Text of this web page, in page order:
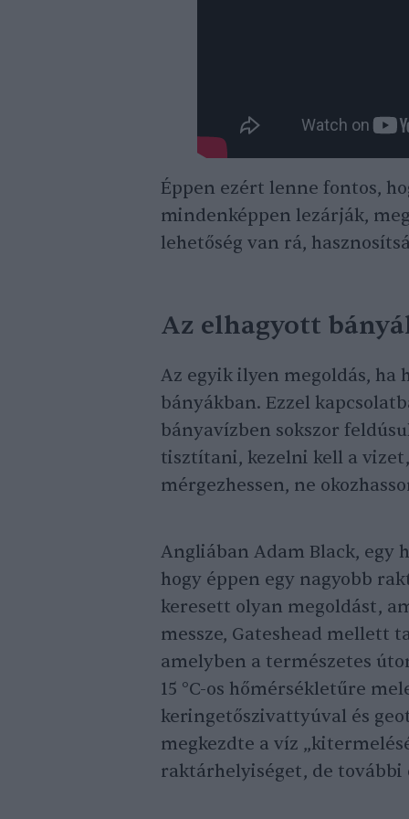
Éppen ezért lenne fontos,
mindenképpen lezárják,
lehetőség van rá,
Az elhagyott
Az egyik ilyen megoldás,
bányákban. Ezzel
bányavízben sokszor
tisztítani, kezelni kell a
mérgezhessen, ne
Angliában Adam Black, egy
hogy éppen egy nagyobb
keresett olyan megoldást,
messze, Gateshead mellett
amelyben a természetes
15 °C-os hőmérsékletűre
keringetőszivattyúval és
megkezdte a víz
raktárhelyiséget, de